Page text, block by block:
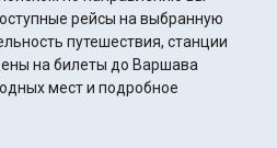
рейсы на выбранную
путешествия, станции
на билеты до Варшава
мест и подробное